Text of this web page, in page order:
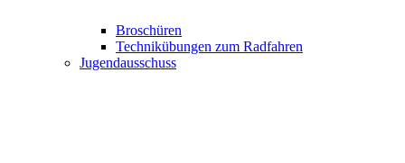
Broschüren
Technikübungen zum Radfahren
Jugendausschuss